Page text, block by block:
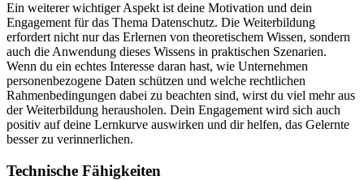
Ein weiterer wichtiger Aspekt ist deine Motivation und dein
Engagement für das Thema Datenschutz. Die Weiterbildung
erfordert nicht nur das Erlernen von theoretischem Wissen, sondern
auch die Anwendung dieses Wissens in praktischen Szenarien.
Wenn du ein echtes Interesse daran hast, wie Unternehmen
personenbezogene Daten schützen und welche rechtlichen
Rahmenbedingungen dabei zu beachten sind, wirst du viel mehr aus
der Weiterbildung herausholen. Dein Engagement wird sich auch
positiv auf deine Lernkurve auswirken und dir helfen, das Gelernte
besser zu verinnerlichen.
Technische Fähigkeiten